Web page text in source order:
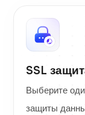
SSL
Выберите
защиты